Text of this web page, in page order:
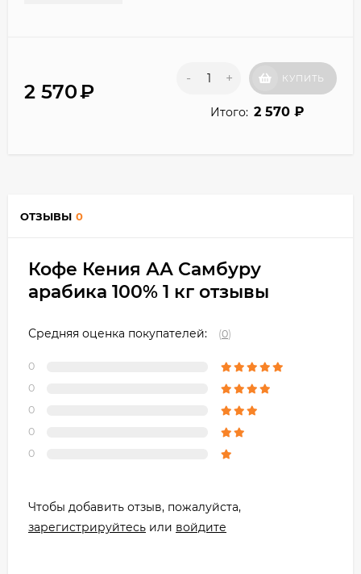
2 570₽
- + КУПИТЬ
Итого: 2 570 ₽
ОТЗЫВЫ 0
Кофе Кения АА Самбуру
арабика 100% 1 кг отзывы
Средняя оценка покупателей: (0)
0
0
0
0
0
Чтобы добавить отзыв, пожалуйста,
зарегистрируйтесь или войдите